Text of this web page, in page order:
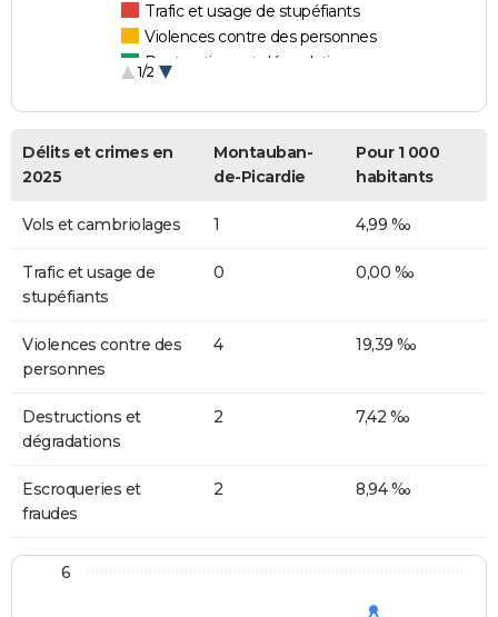
Trafic et usage de stupéfiants
Violences contre des personnes
Destructions et dégradations
1/2
Délits et crimes en
2025
Montauban-
de-Picardie
Pour 1 000
habitants
Vols et cambriolages 1 4,99 ‰
Trafic et usage de
stupéfiants
0 0,00 ‰
Violences contre des
personnes
4 19,39 ‰
Destructions et
dégradations
2 7,42 ‰
Escroqueries et
fraudes
2 8,94 ‰
6